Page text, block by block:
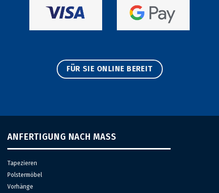
FÜR SIE ONLINE BEREIT
ANFERTIGUNG NACH MASS
Tapezieren
Polstermöbel
Vorhänge